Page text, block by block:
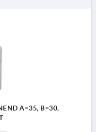
A=35, B=30,